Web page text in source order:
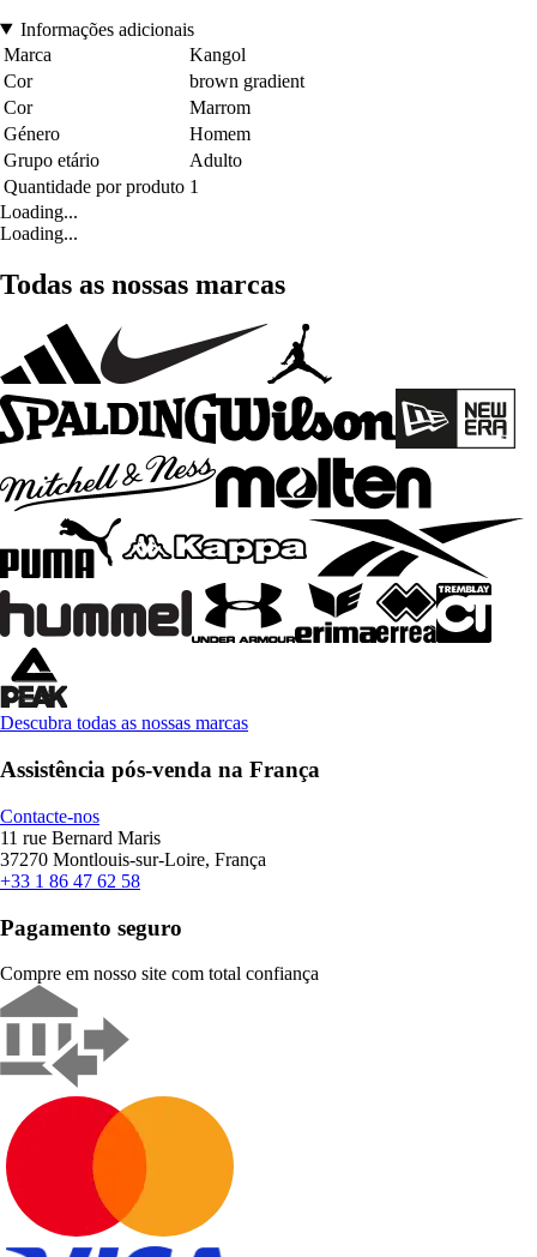
Informações adicionais
Marca
Kangol
Cor
brown gradient
Cor
Marrom
Género
Homem
Grupo etário
Adulto
Quantidade por produto 1
Loading...
Loading...
Todas as nossas marcas
Descubra todas as nossas marcas
Assistência pós-venda na França
Contacte-nos
11 rue Bernard Maris
37270 Montlouis-sur-Loire, França
+33 1 86 47 62 58
Pagamento seguro
Compre em nosso site com total confiança